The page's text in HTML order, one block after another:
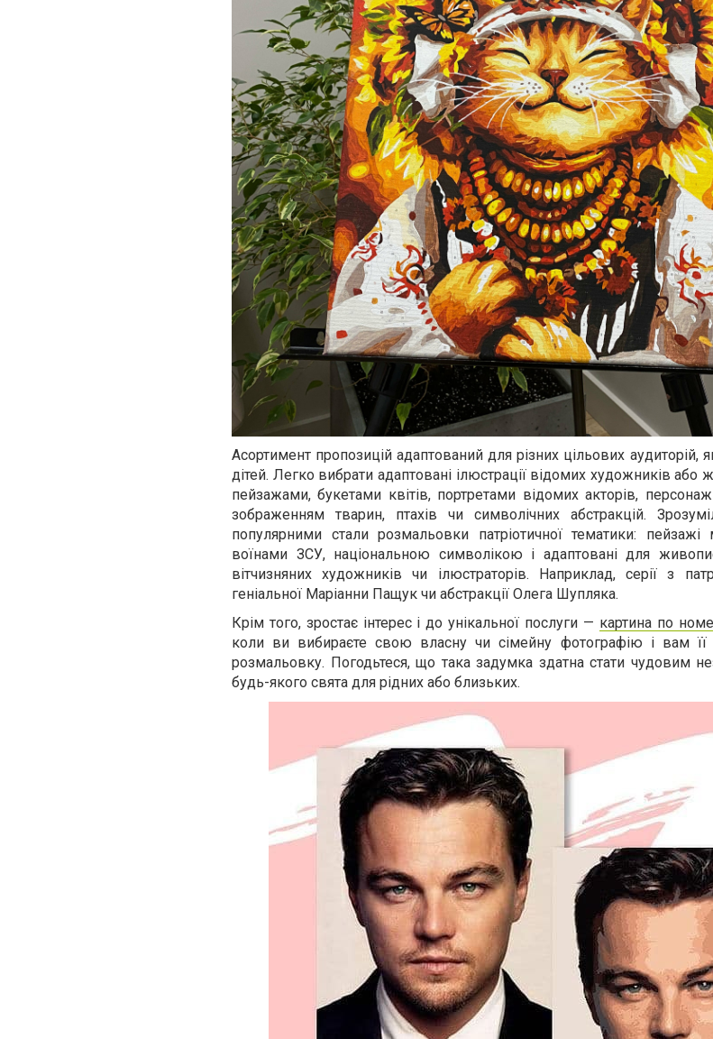
Асортимент пропозицій адаптований для різних цільових аудиторій,
дітей. Легко вибрати адаптовані ілюстрації відомих художників або
пейзажами, букетами квітів, портретами відомих акторів,
зображенням тварин, птахів чи символічних абстракцій.
популярними стали розмальовки патріотичної тематики: пейзажі
воїнами ЗСУ, національною символікою і адаптовані для
вітчизняних художників чи ілюстраторів. Наприклад, серії з
геніальної Маріанни Пащук чи абстракції Олега Шупляка.
Крім того, зростає інтерес і до унікальної послуги — картина по
коли ви вибираєте свою власну чи сімейну фотографію і вам її
розмальовку. Погодьтеся, що така задумка здатна стати чудовим
будь-якого свята для рідних або близьких.